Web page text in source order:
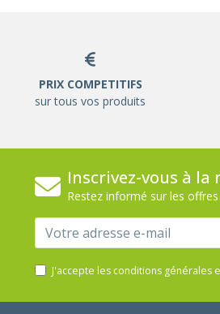
PRIX COMPETITIFS
sur tous vos produits
Inscrivez-vous à la
Restez informé sur les
Email
J'accepte les conditions générales